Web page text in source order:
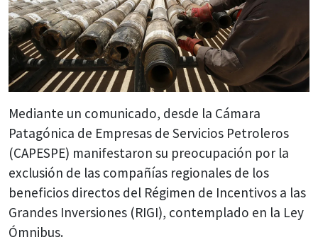
Mediante un comunicado, desde la Cámara
Patagónica de Empresas de Servicios Petroleros
(CAPESPE) manifestaron su preocupación por la
exclusión de las compañías regionales de los
beneficios directos del Régimen de Incentivos a las
Grandes Inversiones (RIGI), contemplado en la Ley
Ómnibus.